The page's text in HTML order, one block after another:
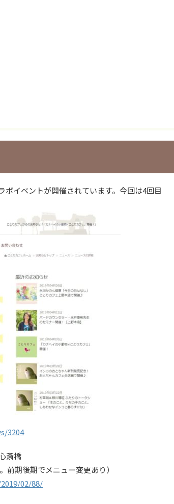
ボイベントが開催されています。今回は4回目
3204
斎橋
期後期でメニュー変更あり）
02/88/